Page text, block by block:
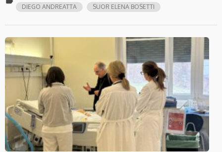
DIEGO ANDREATTA
SUOR ELENA BOSETTI